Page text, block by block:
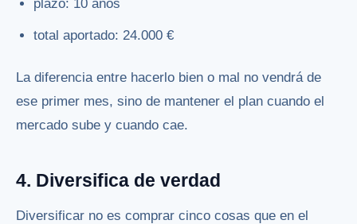
plazo: 10 años
total aportado: 24.000 €
La diferencia entre hacerlo bien o mal no vendrá de
ese primer mes, sino de mantener el plan cuando el
mercado sube y cuando cae.
4. Diversifica de verdad
Diversificar no es comprar cinco cosas que en el